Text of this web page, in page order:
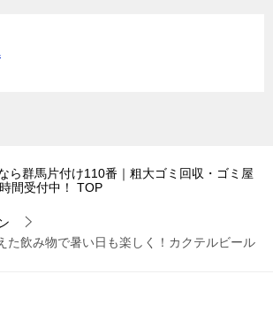
ら群馬片付け110番｜粗大ゴミ回収・ゴミ屋
間受付中！
TOP
た飲み物で暑い日も楽しく！カクテルビール